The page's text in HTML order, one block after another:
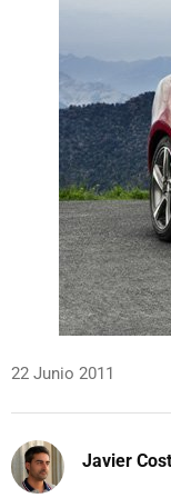
22 Junio 2011
Javier